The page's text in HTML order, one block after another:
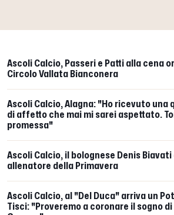
Ascoli Calcio, Passeri e Patti alla cena
Circolo Vallata Bianconera
Ascoli Calcio, Alagna: "Ho ricevuto una
di affetto che mai mi sarei aspettato.
promessa"
Ascoli Calcio, il bolognese Denis Biavati
allenatore della Primavera
Ascoli Calcio, al "Del Duca" arriva un
Tisci: "Proveremo a coronare il sogno